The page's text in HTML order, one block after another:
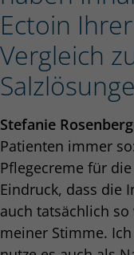
Ectoin
Vergleich
Stefanie
Patienten immer
Pflegecreme für
Eindruck, dass die
auch tatsächlich
meiner Stimme.